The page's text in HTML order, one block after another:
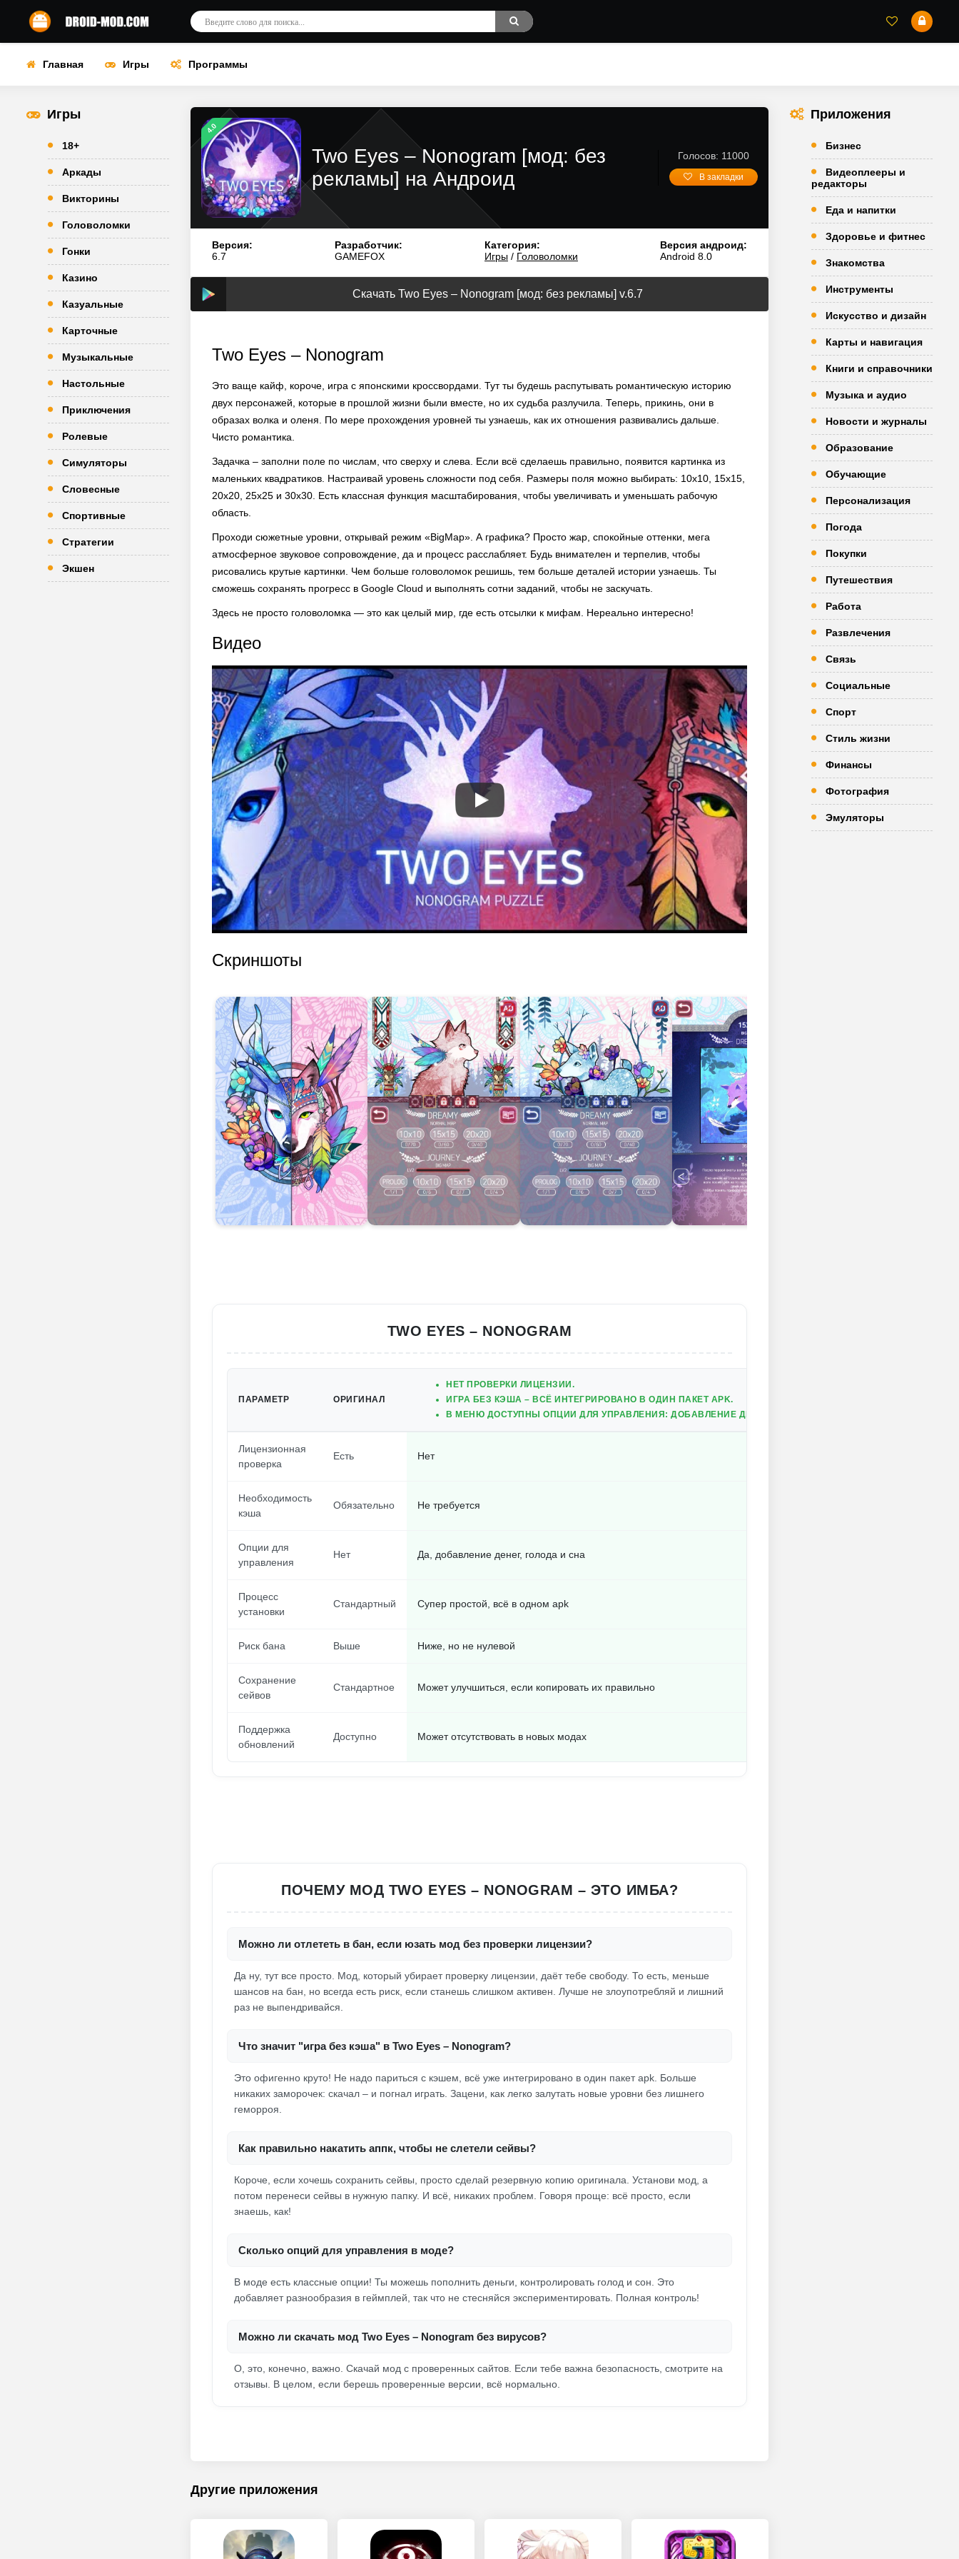
Главная Игры Программы
Игры
18+
Аркады
Викторины
Головоломки
Гонки
Казино
Казуальные
Карточные
Музыкальные
Настольные
Приключения
Ролевые
Симуляторы
Словесные
Спортивные
Стратегии
Экшен
4.0
Two Eyes – Nonogram [мод: без
рекламы] на Андроид
Голосов: 11000
В закладки
Версия:
6.7
Разработчик:
GAMEFOX
Категория:
Игры / Головоломки
Версия андроид:
Android 8.0
Скачать Two Eyes – Nonogram [мод: без рекламы] v.6.7
Two Eyes – Nonogram
Это ваще кайф, короче, игра с японскими кроссвордами. Тут ты будешь распутывать романтическую историю
двух персонажей, которые в прошлой жизни были вместе, но их судьба разлучила. Теперь, прикинь, они в
образах волка и оленя. По мере прохождения уровней ты узнаешь, как их отношения развивались дальше.
Чисто романтика.
Задачка – заполни поле по числам, что сверху и слева. Если всё сделаешь правильно, появится картинка из
маленьких квадратиков. Настраивай уровень сложности под себя. Размеры поля можно выбирать: 10х10, 15х15,
20х20, 25х25 и 30х30. Есть классная функция масштабирования, чтобы увеличивать и уменьшать рабочую
область.
Проходи сюжетные уровни, открывай режим «BigMap». А графика? Просто жар, спокойные оттенки, мега
атмосферное звуковое сопровождение, да и процесс расслабляет. Будь внимателен и терпелив, чтобы
рисовались крутые картинки. Чем больше головоломок решишь, тем больше деталей истории узнаешь. Ты
сможешь сохранять прогресс в Google Cloud и выполнять сотни заданий, чтобы не заскучать.
Здесь не просто головоломка — это как целый мир, где есть отсылки к мифам. Нереально интересно!
Видео
Скриншоты
TWO EYES – NONOGRAM
ПАРАМЕТР ОРИГИНАЛ
НЕТ ПРОВЕРКИ ЛИЦЕНЗИИ.
ИГРА БЕЗ КЭША – ВСЁ ИНТЕГРИРОВАНО В ОДИН ПАКЕТ APK.
В МЕНЮ ДОСТУПНЫ ОПЦИИ ДЛЯ УПРАВЛЕНИЯ: ДОБАВЛЕНИЕ ДЕНЕГ, ГОЛОДА И СНА.
Лицензионная
проверка
Есть Нет
Необходимость
кэша
Обязательно Не требуется
Опции для
управления
Нет Да, добавление денег, голода и сна
Процесс
установки
Стандартный Супер простой, всё в одном apk
Риск бана Выше Ниже, но не нулевой
Сохранение
сейвов
Стандартное Может улучшиться, если копировать их правильно
Поддержка
обновлений
Доступно Может отсутствовать в новых модах
ПОЧЕМУ МОД TWO EYES – NONOGRAM – ЭТО ИМБА?
Можно ли отлететь в бан, если юзать мод без проверки лицензии?
Да ну, тут все просто. Мод, который убирает проверку лицензии, даёт тебе свободу. То есть, меньше
шансов на бан, но всегда есть риск, если станешь слишком активен. Лучше не злоупотребляй и лишний
раз не выпендривайся.
Что значит "игра без кэша" в Two Eyes – Nonogram?
Это офигенно круто! Не надо париться с кэшем, всё уже интегрировано в один пакет apk. Больше
никаких заморочек: скачал – и погнал играть. Зацени, как легко залутать новые уровни без лишнего
геморроя.
Как правильно накатить аппк, чтобы не слетели сейвы?
Короче, если хочешь сохранить сейвы, просто сделай резервную копию оригинала. Установи мод, а
потом перенеси сейвы в нужную папку. И всё, никаких проблем. Говоря проще: всё просто, если
знаешь, как!
Сколько опций для управления в моде?
В моде есть классные опции! Ты можешь пополнить деньги, контролировать голод и сон. Это
добавляет разнообразия в геймплей, так что не стесняйся экспериментировать. Полная контроль!
Можно ли скачать мод Two Eyes – Nonogram без вирусов?
О, это, конечно, важно. Скачай мод с проверенных сайтов. Если тебе важна безопасность, смотрите на
отзывы. В целом, если берешь проверенные версии, всё нормально.
Другие приложения
Приложения
Бизнес
Видеоплееры и
редакторы
Еда и напитки
Здоровье и фитнес
Знакомства
Инструменты
Искусство и дизайн
Карты и навигация
Книги и справочники
Музыка и аудио
Новости и журналы
Образование
Обучающие
Персонализация
Погода
Покупки
Путешествия
Работа
Развлечения
Связь
Социальные
Спорт
Стиль жизни
Финансы
Фотография
Эмуляторы